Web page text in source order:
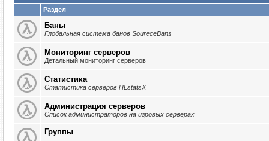
Раздел
Баны
Глобальная система банов SoureceBans
Мониторинг серверов
Детальный мониторинг серверов
Статистика
Статистика серверов HLstatsX
Администрация серверов
Список администраторов на игровых серверах
Группы